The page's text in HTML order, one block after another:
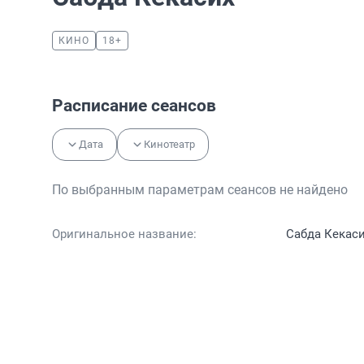
КИНО 18+
Расписание сеансов
Дата Кинотеатр
По выбранным параметрам сеансов не найдено
Оригинальное название: Сабда